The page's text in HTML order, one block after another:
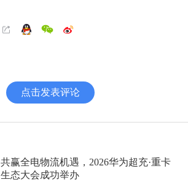
点击发表评论
共赢全电物流机遇，2026华为超充·重卡
生态大会成功举办